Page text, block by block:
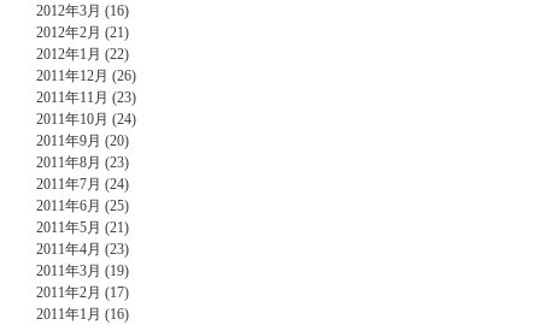
2012年3月 (16)
2012年2月 (21)
2012年1月 (22)
2011年12月 (26)
2011年11月 (23)
2011年10月 (24)
2011年9月 (20)
2011年8月 (23)
2011年7月 (24)
2011年6月 (25)
2011年5月 (21)
2011年4月 (23)
2011年3月 (19)
2011年2月 (17)
2011年1月 (16)